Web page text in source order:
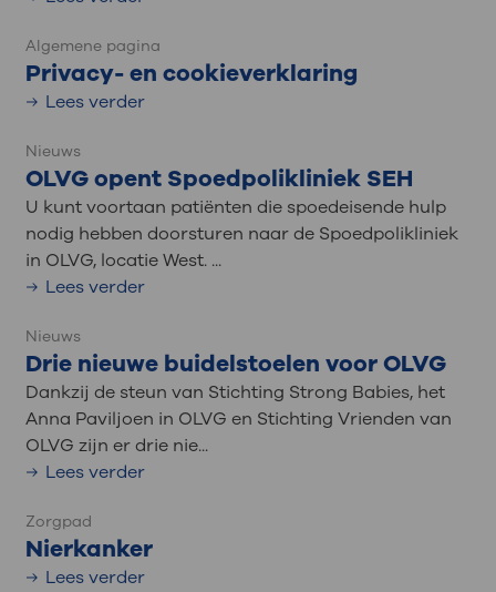
Algemene pagina
Privacy- en cookieverklaring
Lees verder
Nieuws
OLVG opent Spoedpolikliniek SEH
U kunt voortaan patiënten die spoedeisende hulp
nodig hebben doorsturen naar de Spoedpolikliniek
in OLVG, locatie West. ...
Lees verder
Nieuws
Drie nieuwe buidelstoelen voor OLVG
Dankzij de steun van Stichting Strong Babies, het
Anna Paviljoen in OLVG en Stichting Vrienden van
OLVG zijn er drie nie...
Lees verder
Zorgpad
Nierkanker
Lees verder